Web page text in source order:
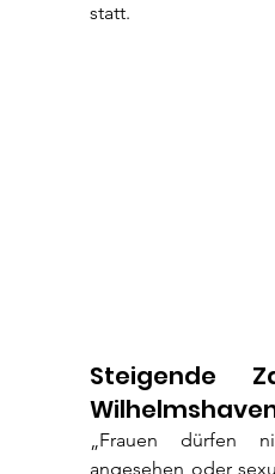
statt.
Steigende
„Frauen dürfen
angesehen oder